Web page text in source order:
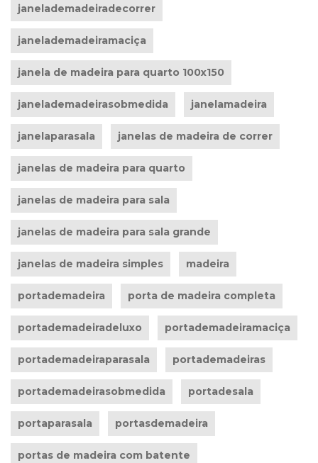
janelademadeiradecorrer
janelademadeiramaciça
janela de madeira para quarto 100x150
janelademadeirasobmedida janelamadeira
janelaparasala janelas de madeira de correr
janelas de madeira para quarto
janelas de madeira para sala
janelas de madeira para sala grande
janelas de madeira simples madeira
portademadeira porta de madeira completa
portademadeiradeluxo portademadeiramaciça
portademadeiraparasala portademadeiras
portademadeirasobmedida portadesala
portaparasala portasdemadeira
portas de madeira com batente